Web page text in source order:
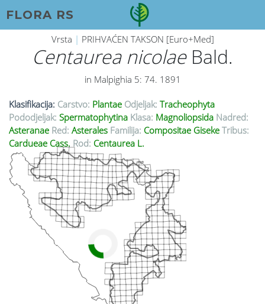
FLORA RS
Vrsta | PRIHVAĆEN TAKSON [Euro+Med]
Centaurea nicolaeBald.
in Malpighia 5: 74. 1891
Klasifikacija: Carstvo: Plantae Odjeljak: Tracheophyta
Pododjeljak: Spermatophytina Klasa: Magnoliopsida Nadred:
Asteranae Red: Asterales Familija: Compositae Giseke Tribus:
Cardueae Cass. Rod: Centaurea L.